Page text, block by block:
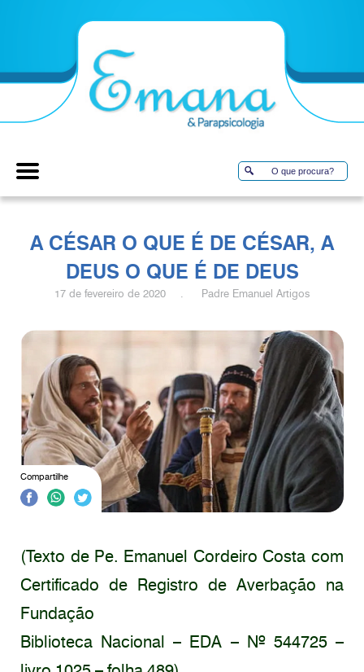
A CÉSAR O QUE É DE CÉSAR, A
DEUS O QUE É DE DEUS
17 de fevereiro de 2020 . Padre Emanuel Artigos
Compartilhe
(Texto de Pe. Emanuel Cordeiro Costa com
Certificado de Registro de Averbação na
Fundação
Biblioteca Nacional – EDA – Nº 544725 –